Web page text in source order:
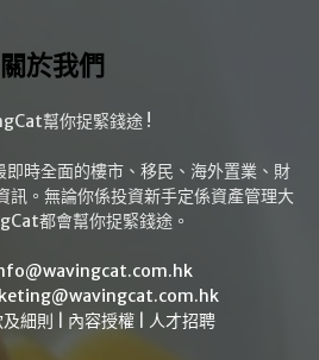
關於我們
幫你捉緊錢途 !
時全面的樓市、移民、海外置業、財
訊。無論你係投資新手定係資產管理大
都會幫你捉緊錢途。
細則 內容授權 人才招聘